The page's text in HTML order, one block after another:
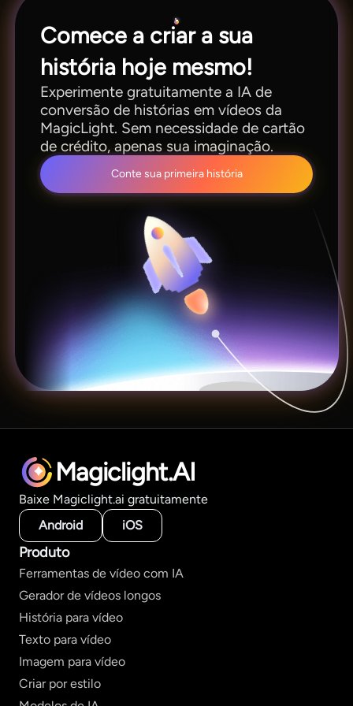
Comece a criar a sua
história hoje mesmo!
Experimente gratuitamente a IA de
conversão de histórias em vídeos da
MagicLight. Sem necessidade de cartão
de crédito, apenas sua imaginação.
Conte sua primeira história
Magiclight.AI
Baixe Magiclight.ai gratuitamente
Android
iOS
Produto
Ferramentas de vídeo com IA
Gerador de vídeos longos
História para vídeo
Texto para vídeo
Imagem para vídeo
Criar por estilo